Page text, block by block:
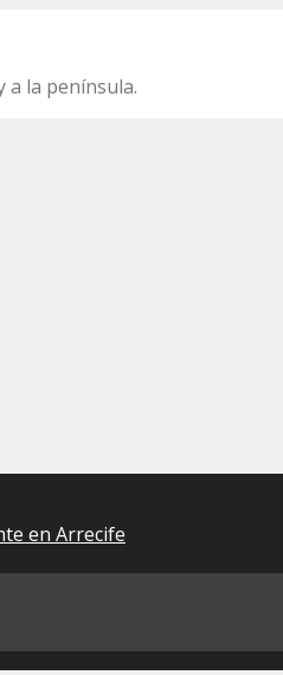
a la península.
en Arrecife